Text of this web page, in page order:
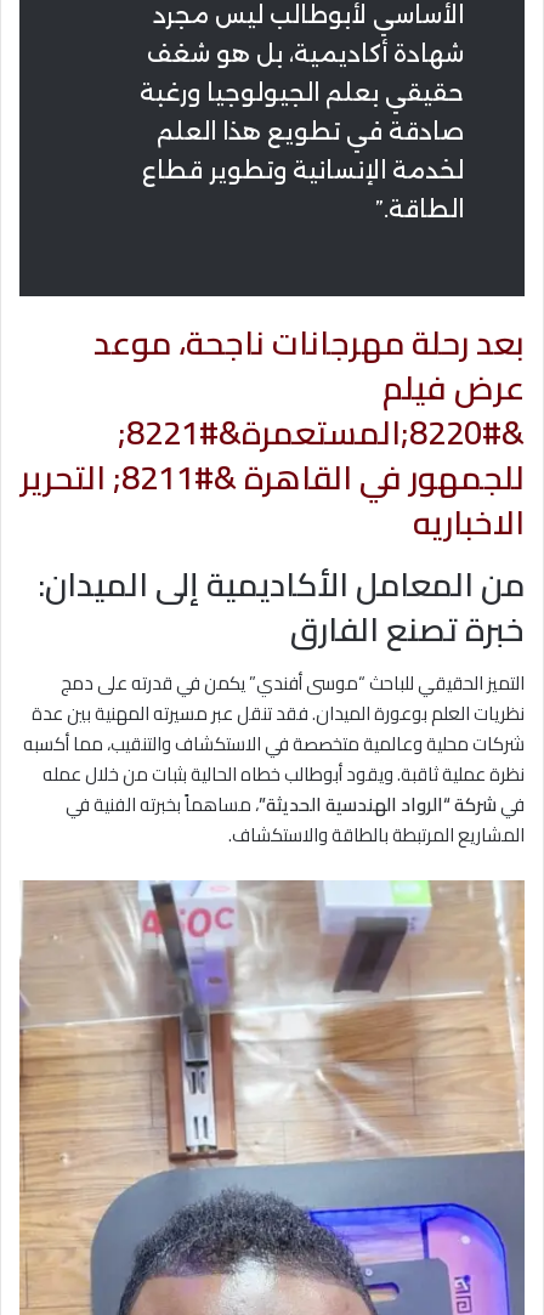
الأساسي لأبوطالب ليس مجرد
شهادة أكاديمية، بل هو شغف
حقيقي بعلم الجيولوجيا ورغبة
صادقة في تطويع هذا العلم
لخدمة الإنسانية وتطوير قطاع
الطاقة.”
بعد رحلة مهرجانات ناجحة، موعد
عرض فيلم
&#8220;المستعمرة&#8221;
للجمهور في القاهرة &#8211; التحرير
الاخباريه
من المعامل الأكاديمية إلى الميدان:
خبرة تصنع الفارق
التميز الحقيقي للباحث “موسى أفندي” يكمن في قدرته على دمج
نظريات العلم بوعورة الميدان. فقد تنقل عبر مسيرته المهنية بين عدة
شركات محلية وعالمية متخصصة في الاستكشاف والتنقيب، مما أكسبه
نظرة عملية ثاقبة. ويقود أبوطالب خطاه الحالية بثبات من خلال عمله
فيشركة “الرواد الهندسية الحديثة”، مساهماً بخبرته الفنية في
المشاريع المرتبطة بالطاقة والاستكشاف.